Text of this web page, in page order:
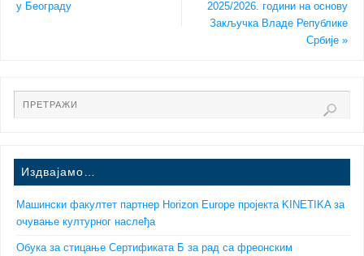
у Београду
2025/2026. години на основу
Закључка Владе Републике
Србије»
Издвајамо…
Машински факултет партнер Horizon Europe пројекта KINETIKA за
очување културног наслеђа
Обука за стицање Сертификата Б за рад са фреонским